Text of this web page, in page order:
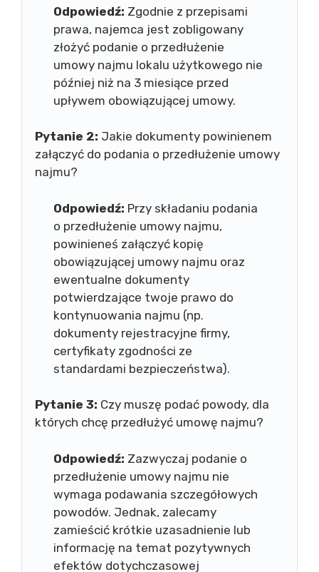
Odpowiedź: Zgodnie z przepisami
prawa, najemca jest zobligowany
złożyć podanie o przedłużenie
umowy najmu lokalu użytkowego nie
później niż na 3 miesiące przed
upływem obowiązującej umowy.
Pytanie 2: Jakie dokumenty powinienem
załączyć do podania o przedłużenie umowy
najmu?
Odpowiedź: Przy składaniu podania
o przedłużenie umowy najmu,
powinieneś załączyć kopię
obowiązującej umowy najmu oraz
ewentualne dokumenty
potwierdzające twoje prawo do
kontynuowania najmu (np.
dokumenty rejestracyjne firmy,
certyfikaty zgodności ze
standardami bezpieczeństwa).
Pytanie 3: Czy muszę podać powody, dla
których chcę przedłużyć umowę najmu?
Odpowiedź: Zazwyczaj podanie o
przedłużenie umowy najmu nie
wymaga podawania szczegółowych
powodów. Jednak, zalecamy
zamieścić krótkie uzasadnienie lub
informację na temat pozytywnych
efektów dotychczasowej